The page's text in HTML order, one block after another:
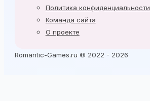
Политика конфиденциальности
Команда сайта
О проекте
Romantic-Games.ru © 2022 - 2026